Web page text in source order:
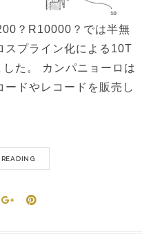
？R10000？では半無
スプライン化による10T
た。 カンパニョーロは
ドやレコードを販売し